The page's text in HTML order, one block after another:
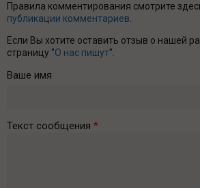
Правила комментирования смотрите
публикации комментариев.
Если Вы хотите оставить отзыв о нашей
страницу "О нас пишут".
Ваше имя
Текст сообщения *